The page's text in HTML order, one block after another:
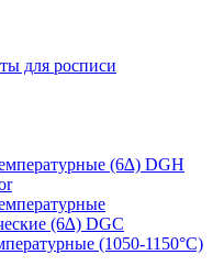
для росписи
(6∆) DGH
(6∆) DGC
(1050-1150°С)